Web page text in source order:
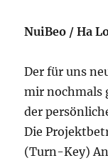
NuiBeo / Ha
Der für uns
mir nochmals
der
Die
(Turn-Key)